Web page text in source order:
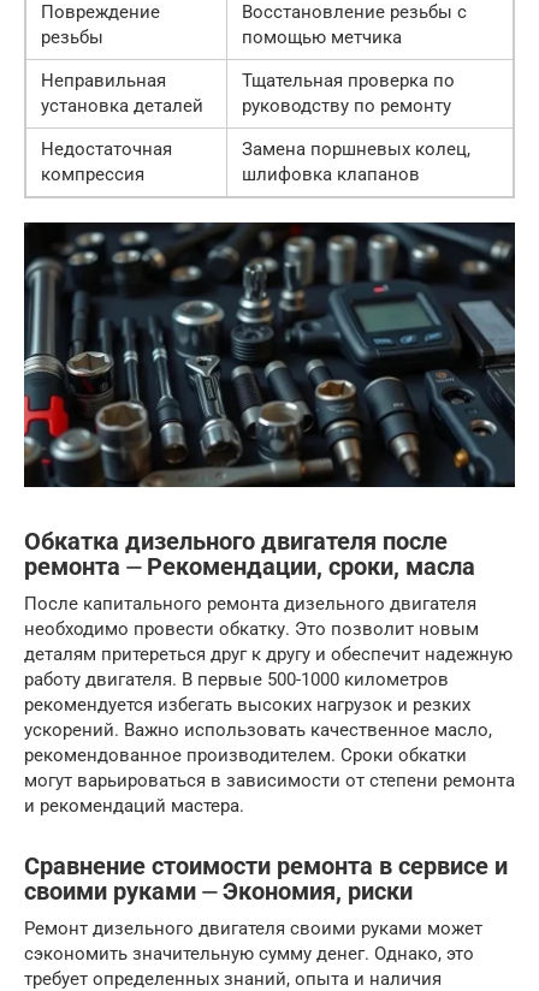
Повреждение
резьбы
Восстановление резьбы с
помощью метчика
Неправильная
установка деталей
Тщательная проверка по
руководству по ремонту
Недостаточная
компрессия
Замена поршневых колец,
шлифовка клапанов
Обкатка дизельного двигателя после
ремонта ⏤ Рекомендации, сроки, масла
После капитального ремонта дизельного двигателя
необходимо провести обкатку. Это позволит новым
деталям притереться друг к другу и обеспечит надежную
работу двигателя. В первые 500-1000 километров
рекомендуется избегать высоких нагрузок и резких
ускорений. Важно использовать качественное масло,
рекомендованное производителем. Сроки обкатки
могут варьироваться в зависимости от степени ремонта
и рекомендаций мастера.
Сравнение стоимости ремонта в сервисе и
своими руками ⏤ Экономия, риски
Ремонт дизельного двигателя своими руками может
сэкономить значительную сумму денег. Однако, это
требует определенных знаний, опыта и наличия